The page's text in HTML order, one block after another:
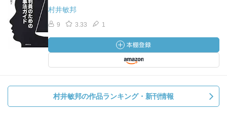
村井敏邦
9 3.33 1
村井敏邦の作品ランキング・新刊情報